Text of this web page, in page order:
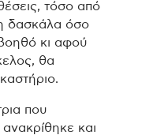
τόσο από
δασκάλα όσο
κι αφού
θα
που
και